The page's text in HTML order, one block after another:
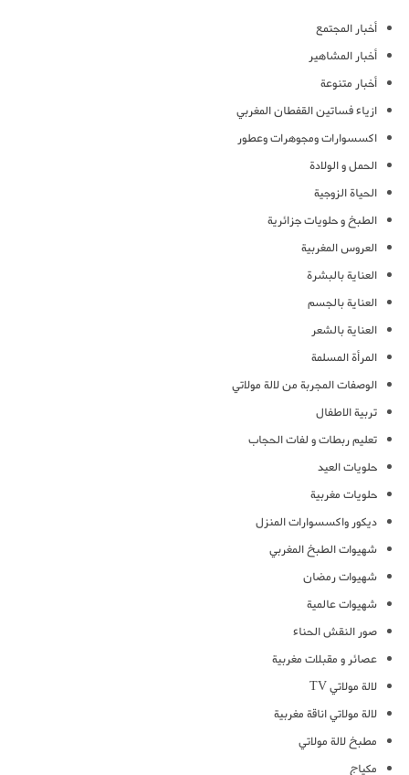
أخبار المجتمع
أخبار المشاهير
أخبار متنوعة
ازياء فساتين القفطان المغربي
اكسسوارات ومجوهرات وعطور
الحمل و الولادة
الحياة الزوجية
الطبخ و حلويات جزائرية
العروس المغربية
العناية بالبشرة
العناية بالجسم
العناية بالشعر
المرأة المسلمة
الوصفات المجربة من لالة مولاتي
تربية الاطفال
تعليم ربطات و لفات الحجاب
حلويات العيد
حلويات مغربية
ديكور واكسسوارات المنزل
شهيوات الطبخ المغربي
شهيوات رمضان
شهيوات عالمية
صور النقش الحناء
عصائر و مقبلات مغربية
لالة مولاتي TV
لالة مولاتي اناقة مغربية
مطبخ لالة مولاتي
مكياج